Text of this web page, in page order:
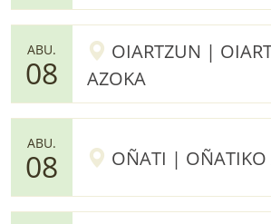
ABU.
08
OIARTZUN |
AZOKA
ABU.
08 OÑATI | OÑATIKO